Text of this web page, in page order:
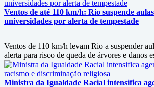
Ventos de até 110 km/h: Rio suspende aulas
universidades por alerta de tempestade
Ventos de 110 km/h levam Rio a suspender
alerta para risco de queda de árvores e danos
Ministra da Igualdade Racial intensifica